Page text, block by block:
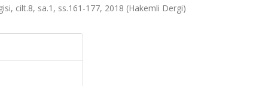
cilt.8, sa.1, ss.161-177, 2018 (Hakemli Dergi)